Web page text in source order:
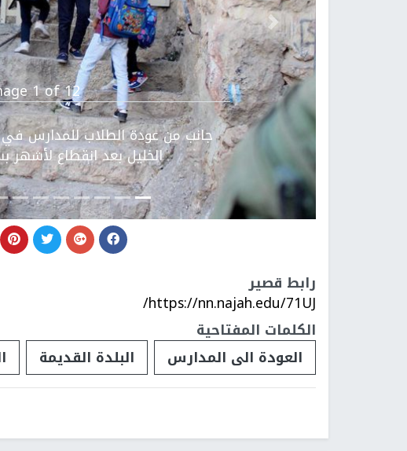
1 of 12.
جانب من عودة الطلاب للمدارس في
الخليل بعد انقطاع لأشهر
Previous
رابط قصير
https://nn.najah.edu/71UJ/
الكلمات المفتاحية
العودة الى المدارس
البلدة القديمة